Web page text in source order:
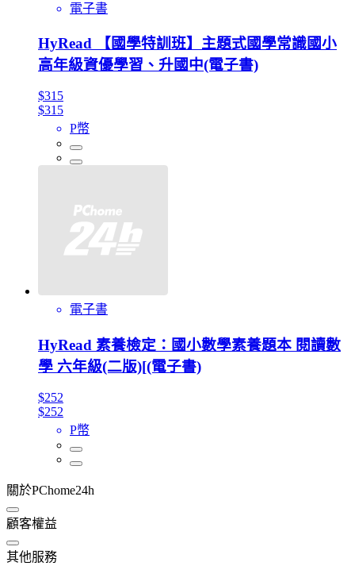
電子書
HyRead 【國學特訓班】主題式國學常識國小
高年級資優學習、升國中(電子書)
$315
$315
P幣
電子書
HyRead 素養檢定：國小數學素養題本 閱讀數
學 六年級(二版)[(電子書)
$252
$252
P幣
關於PChome24h
顧客權益
其他服務